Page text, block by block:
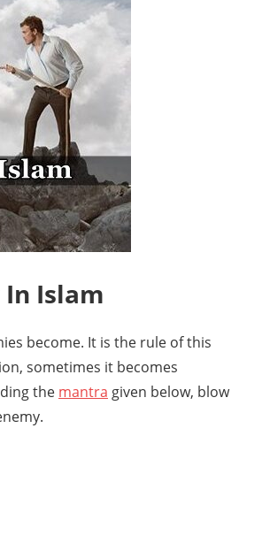
In Islam
become. It is the rule of this
sometimes it becomes
the mantra given below, blow